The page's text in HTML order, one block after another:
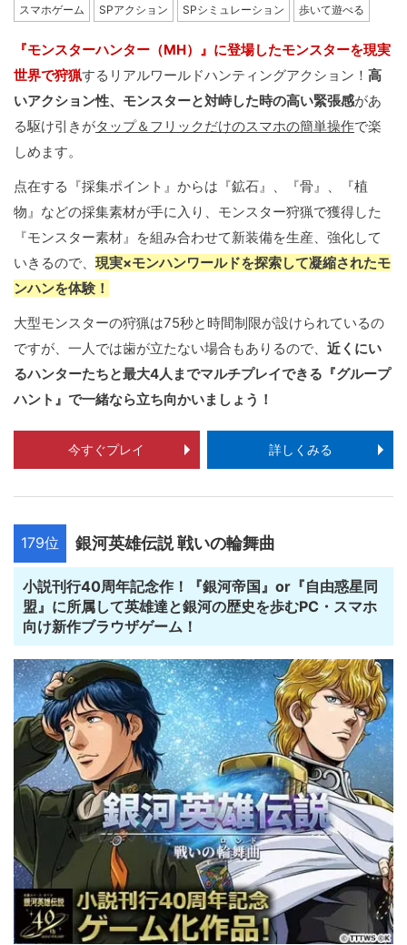
スマホゲーム SPアクション SPシミュレーション 歩いて遊べる
『モンスターハンター（MH）』に登場したモンスターを現実
世界で狩猟するリアルワールドハンティングアクション！ 高
いアクション性、モンスターと対峙した時の高い緊張感があ
る駆け引きがタップ＆フリックだけのスマホの簡単操作で楽
しめます。
点在する『採集ポイント』からは『鉱石』、『骨』、『植
物』などの採集素材が手に入り、モンスター狩猟で獲得した
『モンスター素材』を組み合わせて新装備を生産、強化して
いきるので、 現実×モンハンワールドを探索して凝縮されたモ
ンハンを体験！
大型モンスターの狩猟は75秒と時間制限が設けられているの
ですが、一人では歯が立たない場合もありるので、 近くにい
るハンターたちと最大4人までマルチプレイできる『グループ
ハント』で一緒なら立ち向かいましょう！
今すぐプレイ 詳しくみる
179位 銀河英雄伝説 戦いの輪舞曲
小説刊行40周年記念作！『銀河帝国』or『自由惑星同
盟』に所属して英雄達と銀河の歴史を歩むPC・スマホ
向け新作ブラウザゲーム！